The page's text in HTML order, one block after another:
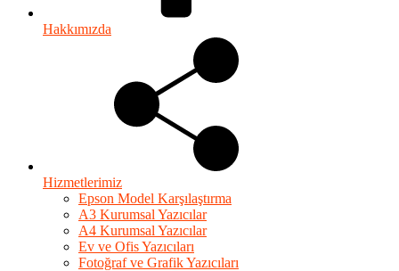
Hakkımızda
Hizmetlerimiz
Epson Model Karşılaştırma
A3 Kurumsal Yazıcılar
A4 Kurumsal Yazıcılar
Ev ve Ofis Yazıcıları
Fotoğraf ve Grafik Yazıcıları